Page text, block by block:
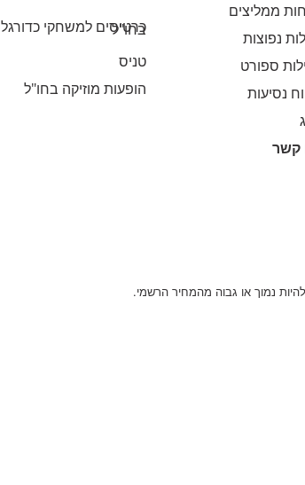
ממליצים
נפוצות
ספורט
נסיעות
קשר
כרטיסים למשחקי כדורגל
בחו"ל
טניס
הופעות מוזיקה בחו"ל
נמוך או גבוה מהמחיר הרשמי.